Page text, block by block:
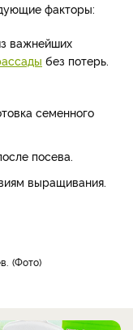
факторы:
важнейших
без потерь.
семенного
посева.
выращивания.
Фото